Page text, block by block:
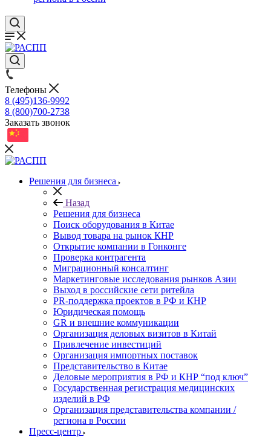
Телефоны
8 (495)136-9992
8 (800)700-2738
Заказать звонок
Решения для бизнеса
Назад
Решения для бизнеса
Поиск оборудования в Китае
Вывод товара на рынок КНР
Открытие компании в Гонконге
Проверка контрагента
Миграционный консалтинг
Маркетинговые исследования рынков Азии
Выход в российские сети ритейла
PR-поддержка проектов в РФ и КНР
Юридическая помощь
GR и внешние коммуникации
Организация деловых визитов в Китай
Привлечение инвестиций
Организация импортных поставок
Представительство в Китае
Деловые мероприятия в РФ и КНР “под ключ”
Государственная регистрация медицинских
изделий в РФ
Организация представительства компании /
региона в России
Пресс-центр